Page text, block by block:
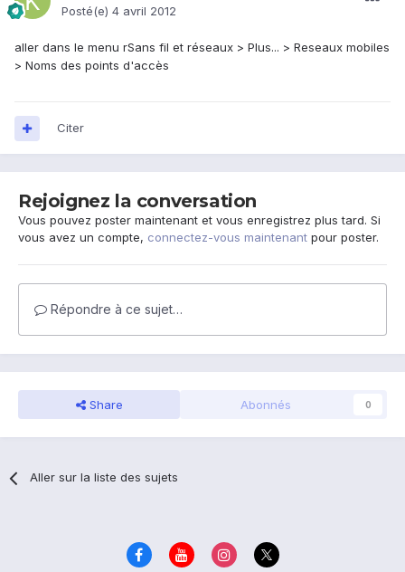
Posté(e) 4 avril 2012
aller dans le menu rSans fil et réseaux > Plus... > Reseaux mobiles
> Noms des points d'accès
Citer
Rejoignez la conversation
Vous pouvez poster maintenant et vous enregistrez plus tard. Si
vous avez un compte, connectez-vous maintenant pour poster.
Répondre à ce sujet…
Share Abonnés 0
Aller sur la liste des sujets